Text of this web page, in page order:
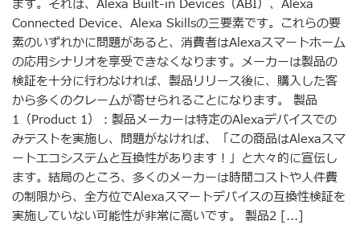
ます。それは、Alexa Built-in Devices（ABI）、Alexa
Connected Device、Alexa Skillsの三要素です。これらの要
素のいずれかに問題があると、消費者はAlexaスマートホーム
の応用シナリオを享受できなくなります。メーカーは製品の
検証を十分に行わなければ、製品リリース後に、購入した客
から多くのクレームが寄せられることになります。 製品
1（Product 1）：製品メーカーは特定のAlexaデバイスでの
みテストを実施し、問題がなければ、「この商品はAlexaスマ
ートエコシステムと互換性があります！」と大々的に宣伝し
ます。結局のところ、多くのメーカーは時間コストや人件費
の制限から、全方位でAlexaスマートデバイスの互換性検証を
実施していない可能性が非常に高いです。 製品2 [...]